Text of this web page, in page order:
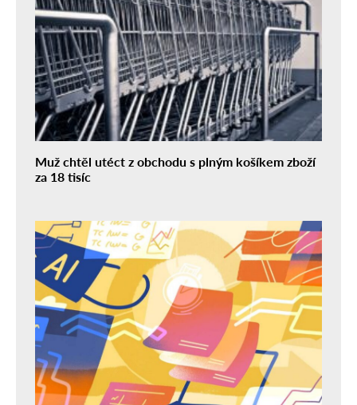
Muž chtěl utéct z obchodu s plným košíkem zboží
za 18 tisíc